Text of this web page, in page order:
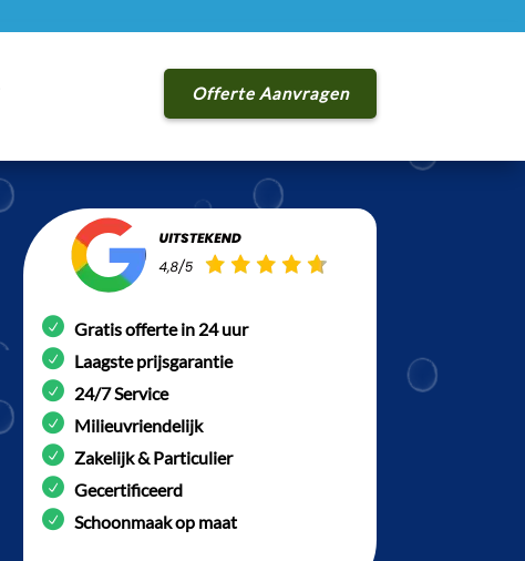
Offerte Aanvragen
Gratis offerte in 24 uur
Laagste prijsgarantie
24/7 Service
Milieuvriendelijk
Zakelijk & Particulier
Gecertificeerd
Schoonmaak op maat